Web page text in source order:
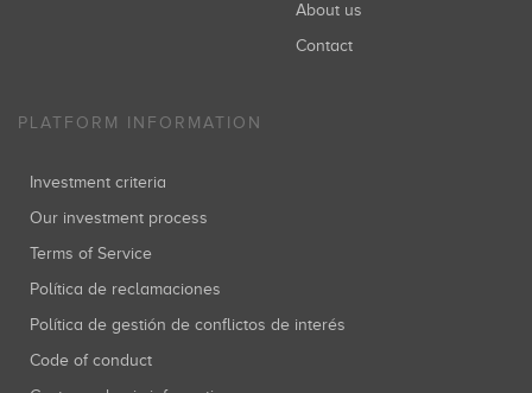
About us
Contact
PLATFORM INFORMATION
Investment criteria
Our investment process
Terms of Service
Política de reclamaciones
Política de gestión de conflictos de interés
Code of conduct